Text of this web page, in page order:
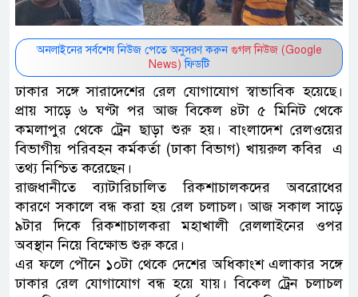
অনলাইনের সর্বশেষ নিউজ পেতে অনুসরণ করুন গুগল নিউজ (Google
News) ফিডটি
ঢাকার সঙ্গে সারাদেশের রেল যোগাযোগ স্বাভাবিক হয়েছে।
প্রায় সাড়ে ৬ ঘণ্টা পর আজ বিকেল ৪টা ৫ মিনিট থেকে
কমলাপুর থেকে ট্রেন ছাড়া শুরু হয়। বাংলাদেশ রেলওয়ের
বিভাগীয় পরিবহন কর্মকর্তা (ঢাকা বিভাগ) খায়রুল কবির এ
তথ্য নিশ্চিত করেছেন।
রাজধানীতে ব্যাটারিচালিত রিকশাচালকদের অবরোধের
কারণে সকালে বন্ধ করা হয় রেল চলাচল। আজ সকাল সাড়ে
৯টার দিকে রিকশাচালকরা মহাখালী রেললাইনের ওপর
অবস্থান নিয়ে বিক্ষোভ শুরু করে।
এর ফলে পৌনে ১০টা থেকে দেশের অধিকাংশ এলাকার সঙ্গে
ঢাকার রেল যোগাযোগ বন্ধ হয়ে যায়। বিকেল ট্রেন চলাচল